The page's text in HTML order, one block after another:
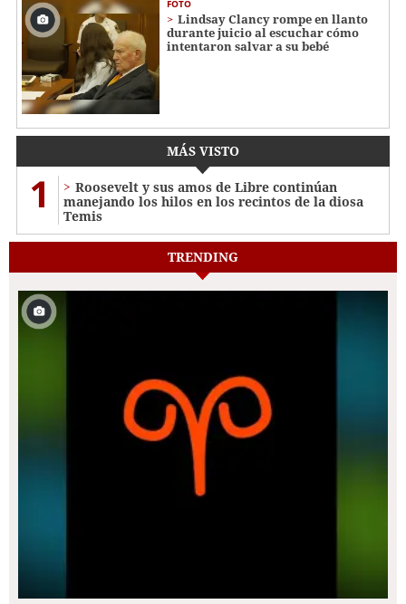
FOTO
Lindsay Clancy rompe en llanto
durante juicio al escuchar cómo
intentaron salvar a su bebé
MÁS VISTO
1
Roosevelt y sus amos de Libre continúan
manejando los hilos en los recintos de la diosa
Temis
TRENDING